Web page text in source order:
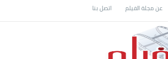
عن مجلة الفيلم اتصل بنا